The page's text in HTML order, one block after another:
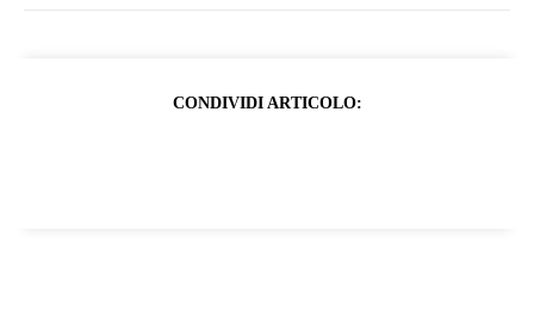
CONDIVIDI ARTICOLO: